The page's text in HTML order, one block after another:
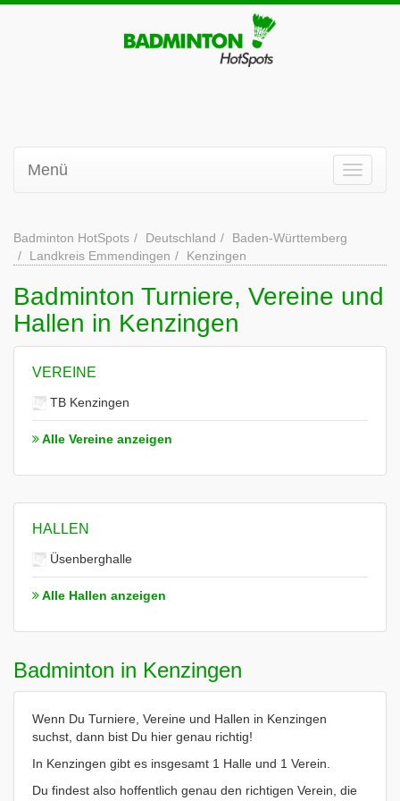
Menü
Badminton HotSpots Deutschland
Baden-Württemberg
Landkreis Emmendingen
Kenzingen
Badminton Turniere, Vereine und
Hallen in Kenzingen
VEREINE
TB Kenzingen
Alle Vereine anzeigen
HALLEN
Üsenberghalle
Alle Hallen anzeigen
Badminton in Kenzingen
Wenn Du Turniere, Vereine und Hallen in Kenzingen
suchst, dann bist Du hier genau richtig!
In Kenzingen gibt es insgesamt 1 Halle und 1 Verein.
Du findest also hoffentlich genau den richtigen Verein, die